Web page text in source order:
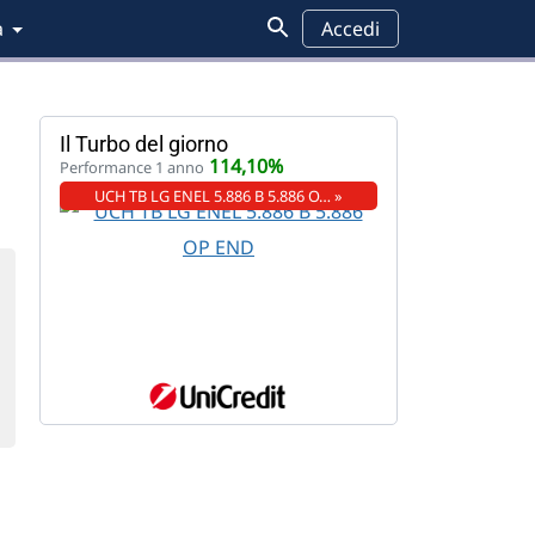
Accedi
Il Turbo del giorno
Performance 1 anno 114,10%
UCH TB LG ENEL 5.886 B 5.886 O… »